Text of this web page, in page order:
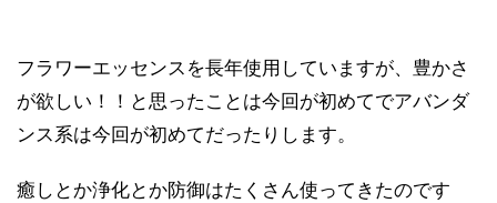
フラワーエッセンスを長年使用していますが、豊かさ
が欲しい！！と思ったことは今回が初めてでアバンダ
ンス系は今回が初めてだったりします。
癒しとか浄化とか防御はたくさん使ってきたのです